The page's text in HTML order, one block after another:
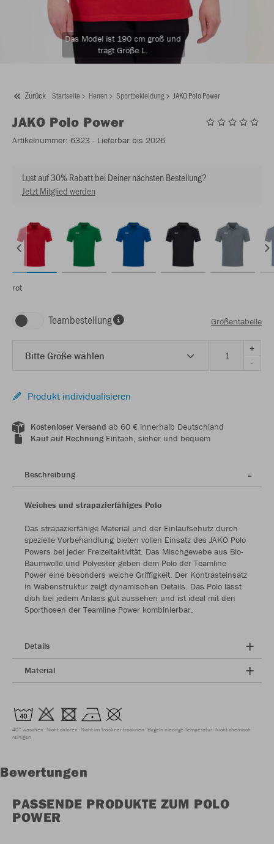
Das Model ist 190 cm groß und
trägt Größe L.
Zurück Startseite Herren Sportbekleidung JAKO Polo Power
JAKO Polo Power
Artikelnummer: 6323 - Lieferbar bis 2026
Lust auf 30% Rabatt bei Deiner nächsten Bestellung?
Jetzt Mitglied werden
rot
Teambestellung Größentabelle
Bitte Größe wählen
+
-
Produkt individualisieren
Kostenloser Versand ab 60 € innerhalb Deutschland
Kauf auf RechnungEinfach, sicher und bequem
Beschreibung
Weiches und strapazierfähiges Polo
Das strapazierfähige Material und der Einlaufschutz durch
spezielle Vorbehandlung bieten vollen Einsatz des JAKO Polo
Powers bei jeder Freizeitaktivität. Das Mischgewebe aus Bio-
Baumwolle und Polyester geben dem Polo der Teamline
Power eine besonders weiche Griffigkeit. Der Kontrasteinsatz
in Wabenstruktur zeigt dynamischen Details. Das Polo lässt
dich bei jedem Anlass gut aussehen und ist ideal mit den
Sporthosen der Teamline Power kombinierbar.
Details
Material
40° waschen Nicht chloren Nicht im Trockner trocknen Bügeln niedrige Temperatur Nicht chemisch
reinigen
Bewertungen
PASSENDE PRODUKTE ZUM POLO
POWER